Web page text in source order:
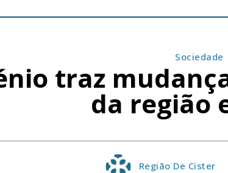
Sociedade
traz
da região
Região De Cister